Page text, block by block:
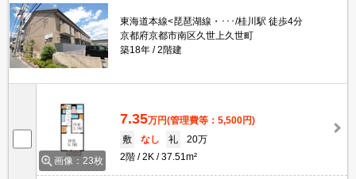
東海道本線<琵琶湖線・･･･/桂川駅 徒歩4分
京都府京都市南区久世上久世町
築18年
2階建
画像：23枚
7.35万円(管理費等：5,500円)
敷
なし 礼
20万
2階
2K 37.51m²